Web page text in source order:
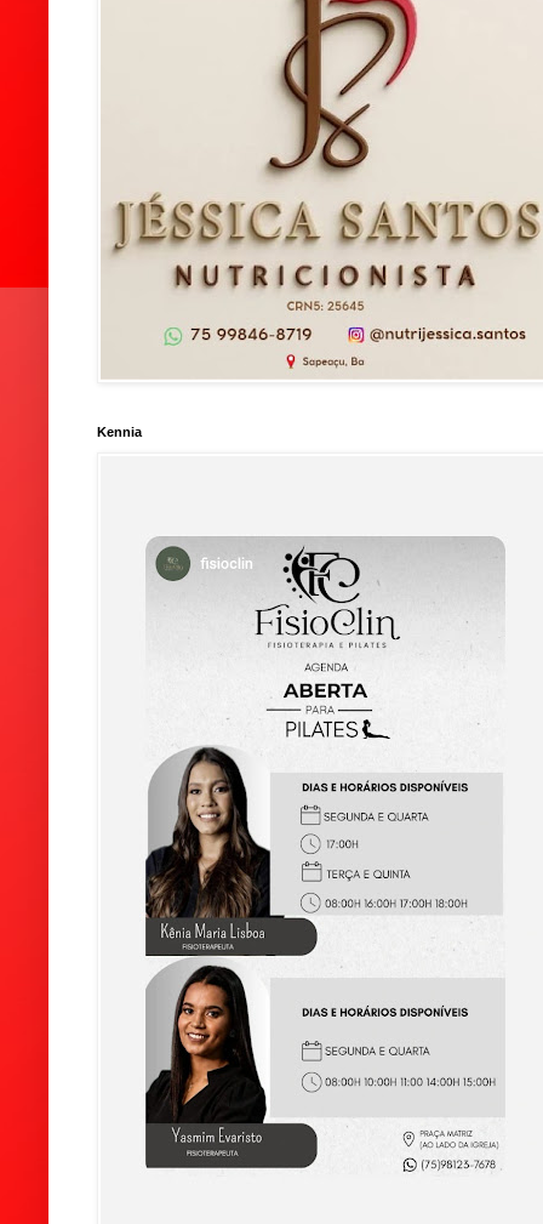
Kennia